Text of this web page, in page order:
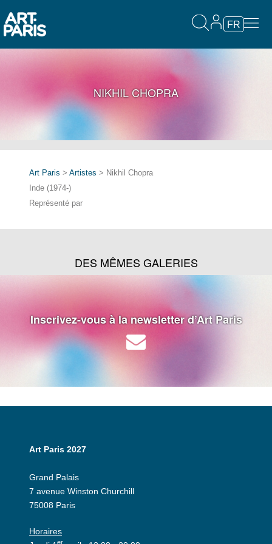
FR
NIKHIL CHOPRA
Art Paris > Artistes > Nikhil Chopra
Inde (1974-)
Représenté par
DES MÊMES GALERIES
Inscrivez-vous à la newsletter d’Art Paris
Art Paris 2027
Grand Palais
7 avenue Winston Churchill
75008 Paris
Horaires
er